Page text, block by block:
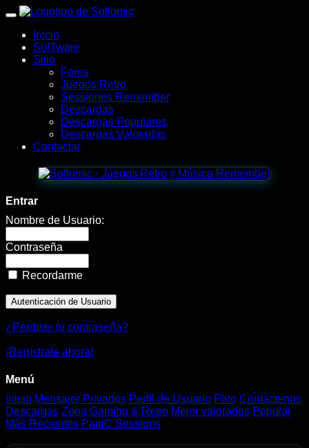
wWw.SofTomiC.org
Zona
Gaming
Retro
Brain
Force
Inicio
SofTware
Sitio
Foros
Juegos Retro
Sessiones Remember
Descargas
Descargas Populares
Descargas Valoradas
Contactar
Entrar
Nombre de Usuario:
Contraseña
Recordarme
¿Perdiste tu contraseña?
¡Regístrate ahora!
Menú
Inicio Mensajer Privados Perfil de Usuario Foro Contáctenos
Descargas Zona Gaming & Retro Mejor valorados Popular
Más Recientes PaniC Sessions